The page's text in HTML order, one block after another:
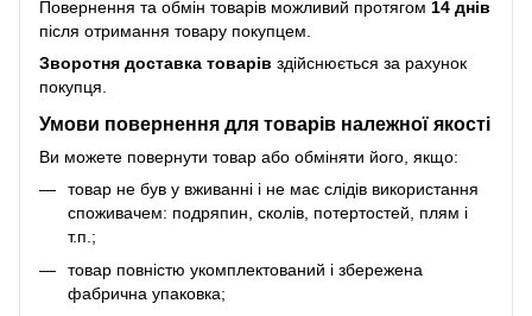
Повернення та обмін товарів можливий протягом 14 днів
після отримання товару покупцем.
Зворотня доставка товарів здійснюється за рахунок
покупця.
Умови повернення для товарів належної якості
Ви можете повернути товар або обміняти його, якщо:
товар не був у вживанні і не має слідів використання
споживачем: подряпин, сколів, потертостей, плям і
т.п.;
товар повністю укомплектований і збережена
фабрична упаковка;